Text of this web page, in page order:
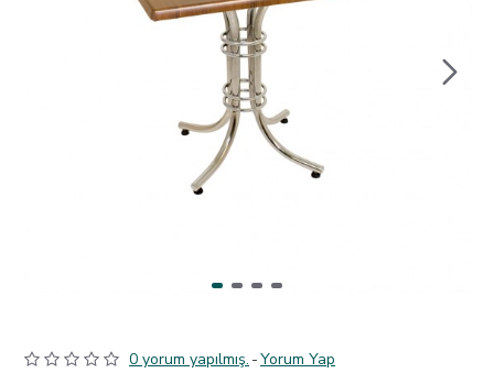
0 yorum yapılmış. -Yorum Yap